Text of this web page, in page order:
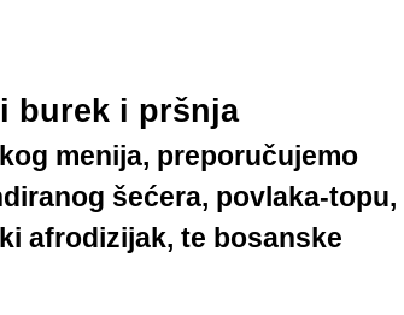
burek i pršnja
menija, preporučujemo
šećera, povlaka-topu,
afrodizijak, te bosanske